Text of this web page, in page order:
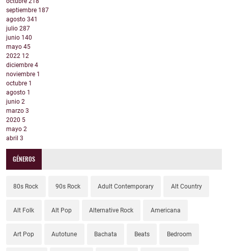
septiembre 187
agosto 341
julio 287
junio 140
mayo 45
2022 12
diciembre 4
noviembre 1
octubre 1
agosto 1
junio 2
marzo 3
2020 5
mayo 2
abril 3
GÉNEROS
80s Rock 90s Rock Adult Contemporary Alt Country
Alt Folk Alt Pop Alternative Rock Americana
Art Pop Autotune Bachata Beats Bedroom